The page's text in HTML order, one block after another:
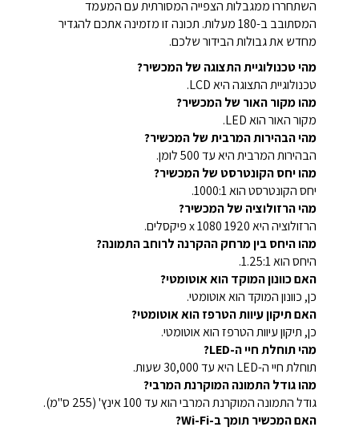
השתחררו ממגבלות הצפייה המסורתית עם המעמד
המסתובב ב-180 מעלות. תכונה זו מזמינה אתכם להגדיר
מחדש את גבולות הבידור שלכם.
מהי טכנולוגיית התצוגה של המכשיר?
טכנולוגיית התצוגה היא LCD.
מהו מקור האור של המכשיר?
מקור האור הוא LED.
מהי הבהירות המרבית של המכשיר?
הבהירות המרבית היא עד 500 לומן.
מהו יחס הקונטרסט של המכשיר?
יחס הקונטרסט הוא 1000:1.
מהי הרזולוציה של המכשיר?
הרזולוציה היא 1920 x 1080 פיקסלים.
מהו היחס בין מרחק ההקרנה לרוחב התמונה?
היחס הוא 1.25:1.
האם כוונון המוקד הוא אוטומטי?
כן, כוונון המוקד הוא אוטומטי.
האם תיקון עיוות הטרפז הוא אוטומטי?
כן, תיקון עיוות הטרפז הוא אוטומטי.
מהי תוחלת חיי ה-LED?
תוחלת חיי ה-LED היא עד 30,000 שעות.
מהו גודל התמונה המוקרנת המרבי?
גודל התמונה המוקרנת המרבי הוא עד 100 אינץ' (255 ס"מ).
האם המכשיר תומך ב-Wi-Fi?